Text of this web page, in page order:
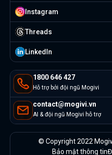
1800 646 427
Hỗ trợ bởi đội ngũ Mogivi
contact@mogivi.vn
AI & đội ngũ Mogivi hỗ trợ
Instagram
Threads
Linkedln
© Copyright 2022
Bảo mật thông tin